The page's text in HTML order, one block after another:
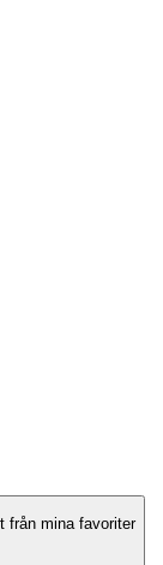
från mina favoriter